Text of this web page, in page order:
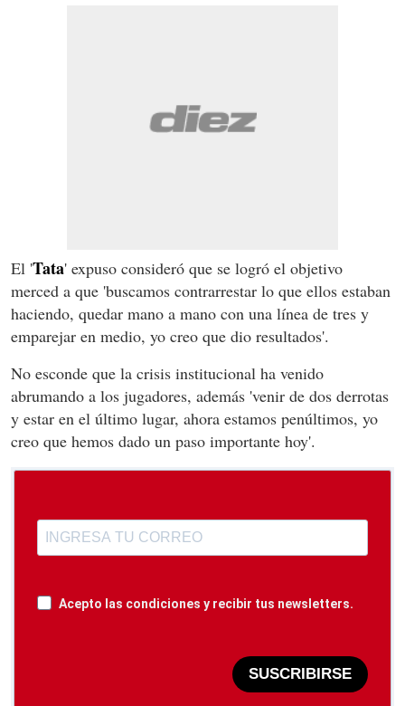
El 'Tata' expuso consideró que se logró el objetivo
merced a que 'buscamos contrarrestar lo que ellos estaban
haciendo, quedar mano a mano con una línea de tres y
emparejar en medio, yo creo que dio resultados'.
No esconde que la crisis institucional ha venido
abrumando a los jugadores, además 'venir de dos derrotas
y estar en el último lugar, ahora estamos penúltimos, yo
creo que hemos dado un paso importante hoy'.
Acepto las condiciones y recibir tus newsletters.
SUSCRIBIRSE